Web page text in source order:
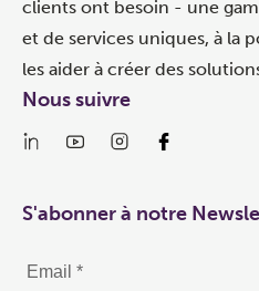
clients ont besoin - une
et de services uniques, à la
les aider à créer des
Nous suivre
S'abonner à notre